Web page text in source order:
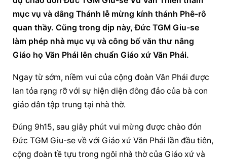
mục vụ và dâng Thánh lễ mừng kính thánh Phê-rô
quan thầy. Cũng trong dịp này, Đức TGM Giu-se
làm phép nhà mục vụ và công bố văn thư nâng
Giáo họ Văn Phái lên chuẩn Giáo xứ Văn Phái.
Ngay từ sớm, niềm vui của cộng đoàn Văn Phái được
lan tỏa rạng rỡ với sự hiện diện đông đảo của bà con
giáo dân tập trung tại nhà thờ.
Đúng 9h15, sau giây phút vui mừng được chào đón
Đức TGM Giu-se về với Giáo xứ Văn Phái lần đầu tiên,
cộng đoàn tề tựu trong ngôi nhà thờ của Giáo xứ và